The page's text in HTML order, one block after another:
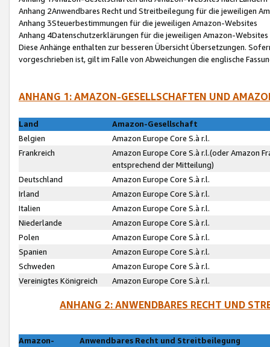
Anhang 2Anwendbares Recht und Streitbeilegung für die jeweiligen
Anhang 3Steuerbestimmungen für die jeweiligen Amazon-Websites
Anhang 4Datenschutzerklärungen für die jeweiligen Amazon-Websites
Diese Anhänge enthalten zur besseren Übersicht Übersetzungen.
vorgeschrieben ist, gilt im Falle von Abweichungen die englische
ANHANG 1: AMAZON-GESELLSCHAFTEN UND
Land
Amazon-Gesellschaft
Belgien
Amazon Europe Core S.à r.l.
Frankreich
Amazon Europe Core S.à r.l.(oder Amazon
entsprechend der Mitteilung)
Deutschland
Amazon Europe Core S.à r.l.
Irland
Amazon Europe Core S.à r.l.
Italien
Amazon Europe Core S.à r.l.
Niederlande
Amazon Europe Core S.à r.l.
Polen
Amazon Europe Core S.à r.l.
Spanien
Amazon Europe Core S.à r.l.
Schweden
Amazon Europe Core S.à r.l.
Vereinigtes Königreich
Amazon Europe Core S.à r.l.
ANHANG 2: ANWENDBARES RECHT UND
Amazon-
Anwendbares Recht und Streitbeilegung